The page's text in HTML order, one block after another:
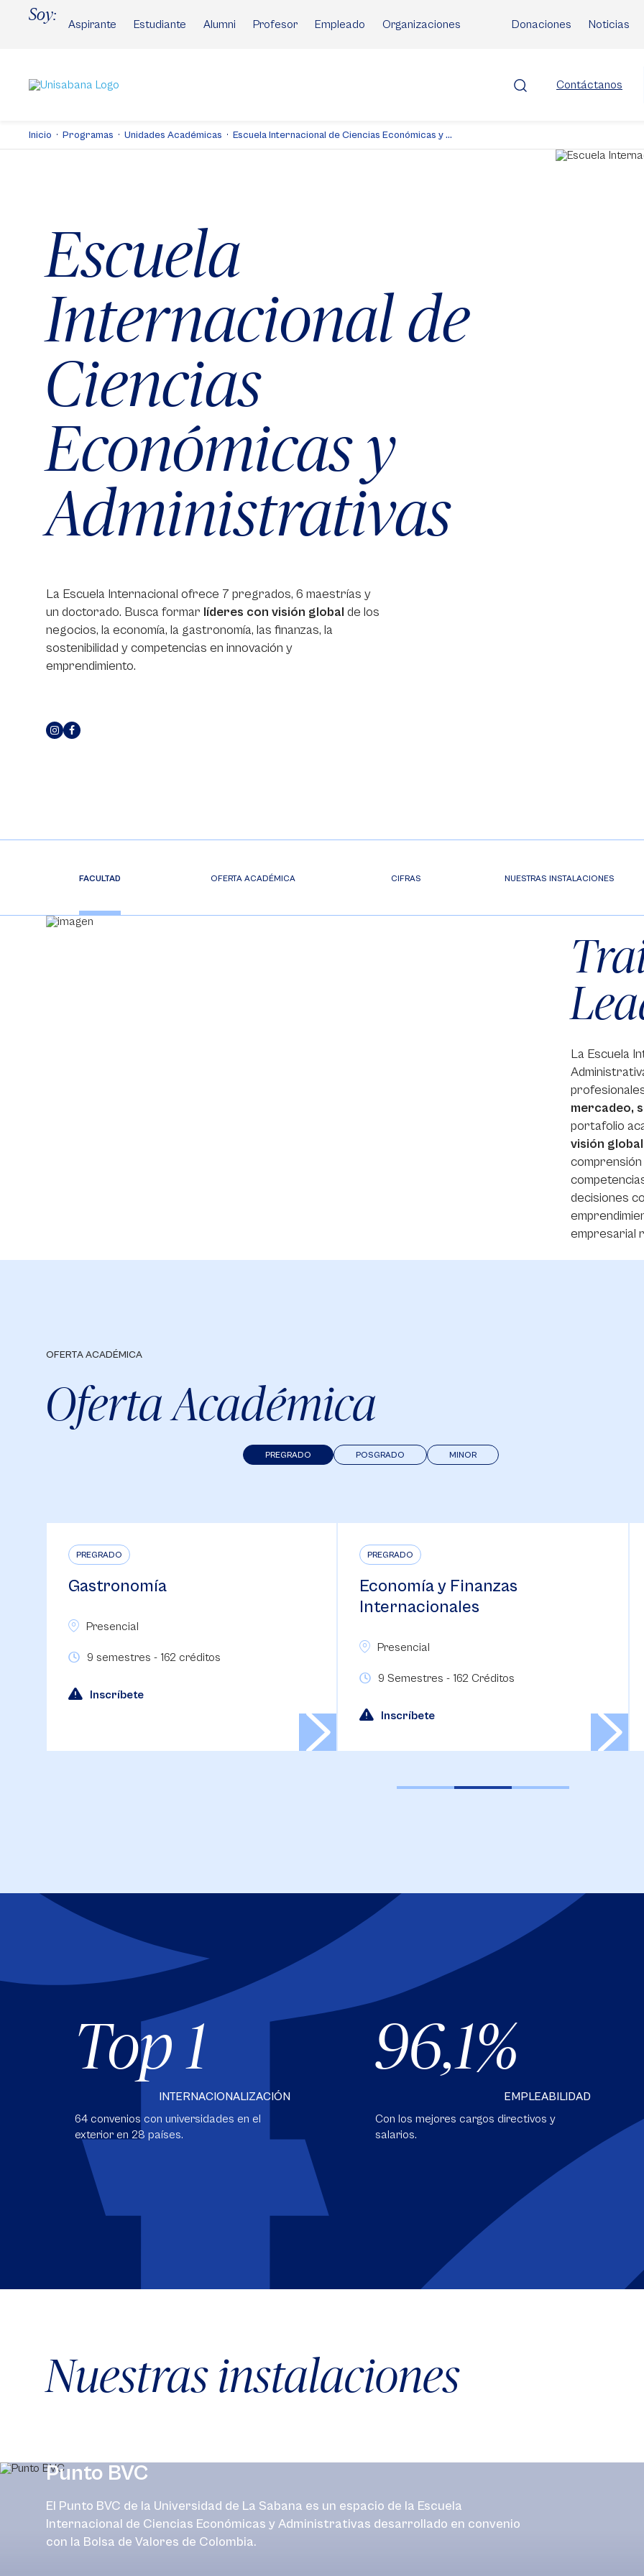
Soy:
Aspirante Estudiante Alumni Profesor Empleado Organizaciones Donaciones Noticias
Contáctanos
Inicio Programas Unidades Académicas Escuela Internacional de Ciencias Económicas y ...
Escuela
Internacional de
Ciencias
Económicas y
Administrativas
La Escuela Internacional ofrece 7 pregrados, 6 maestrías y
un doctorado. Busca formar líderes con visión global de los
negocios, la economía, la gastronomía, las finanzas, la
sostenibilidad y competencias en innovación y
emprendimiento.
FACULTAD OFERTA ACADÉMICA CIFRAS NUESTRAS INSTALACIONES
La Escuela
mercadeo,
portafolio
visión global
comprensión
decisiones
empresarial
OFERTA ACADÉMICA
Oferta Académica
MINOR
POSGRADO
PREGRADO
PREGRADO
Economía y Finanzas
PREGRADO
Administración de Empresas
Top 1
INTERNACIONALIZACIÓN
64 convenios con universidades en el
exterior en 28 países.
96,1
EMPLEABILIDAD
Con los mejores cargos directivos y
salarios.
Nuestras instalaciones
Punto BVC
El Punto BVC de la Universidad de La Sabana es un espacio de la Escuela
Internacional de Ciencias Económicas y Administrativas desarrollado en convenio
con la Bolsa de Valores de Colombia.